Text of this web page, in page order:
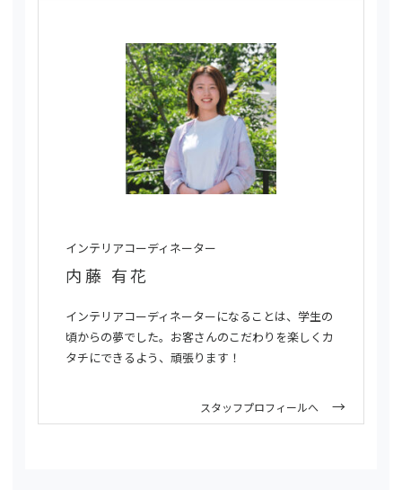
インテリアコーディネーター
内藤 有花
インテリアコーディネーターになることは、学生の
頃からの夢でした。お客さんのこだわりを楽しくカ
タチにできるよう、頑張ります！
スタッフプロフィールへ